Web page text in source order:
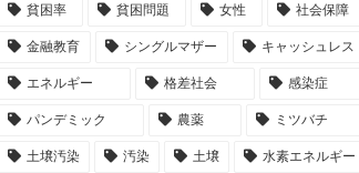
貧困率 貧困問題 女性 社会保障
金融教育 シングルマザー キャッシュレス
エネルギー 格差社会 感染症
パンデミック 農薬 ミツバチ
土壌汚染 汚染 土壌 水素エネルギー